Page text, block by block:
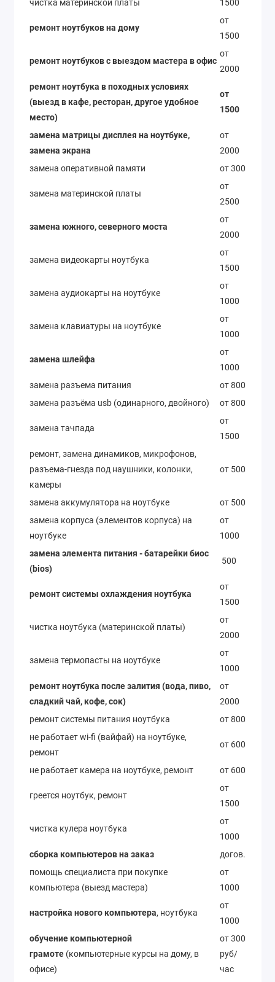
чистка материнской платы 1500
ремонт ноутбуков на дому
от
1500
ремонт ноутбуков с выездом мастера в офис
от
2000
ремонт ноутбука в походных условиях
(выезд в кафе, ресторан, другое удобное
место)
от
1500
замена матрицы дисплея на ноутбуке,
замена экрана
от
2000
замена оперативной памяти
от 300
замена материнской платы
от
2500
замена южного, северного моста
от
2000
замена видеокарты ноутбука
от
1500
замена аудиокарты на ноутбуке
от
1000
замена клавиатуры на ноутбуке
от
1000
замена шлейфа
от
1000
замена разъема питания
от 800
замена разъёма usb (одинарного, двойного)
от 800
замена тачпада
от
1500
ремонт, замена динамиков, микрофонов,
разъема-гнезда под наушники, колонки,
камеры
от 500
замена аккумулятора на ноутбуке
от 500
замена корпуса (элементов корпуса) на
ноутбуке
от
1000
замена элемента питания - батарейки биос
(bios)
500
ремонт системы охлаждения ноутбука
от
1500
чистка ноутбука (материнской платы)
от
2000
замена термопасты на ноутбуке
от
1000
ремонт ноутбука после залития (вода, пиво,
сладкий чай, кофе, сок)
от
2000
ремонт системы питания ноутбука
от 800
не работает wi-fi (вайфай) на ноутбуке,
ремонт
от 600
не работает камера на ноутбуке, ремонт от 600
греется ноутбук, ремонт
от
1500
чистка кулера ноутбука
от
1000
сборка компьютеров на заказ
догов.
помощь специалиста при покупке
компьютера (выезд мастера)
от
1000
настройка нового компьютера, ноутбука
от
1000
обучение компьютерной
грамоте (компьютерные курсы на дому, в
офисе)
от 300
руб/
час